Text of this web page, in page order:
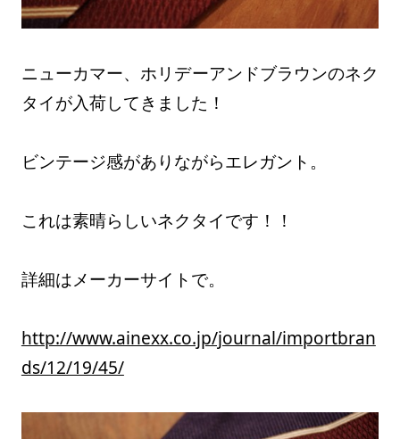
ニューカマー、ホリデーアンドブラウンのネク
タイが入荷してきました！
ビンテージ感がありながらエレガント。
これは素晴らしいネクタイです！！
詳細はメーカーサイトで。
http://www.ainexx.co.jp/journal/importbran
ds/12/19/45/